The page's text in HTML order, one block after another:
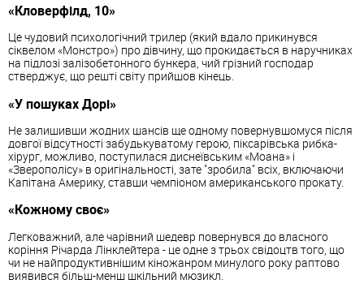
«Кловерфілд, 10»
Це чудовий психологічний трилер (який вдало прикинувся
сіквелом «Монстро») про дівчину, що прокидається в наручниках
на підлозі залізобетонного бункера, чий грізний господар
стверджує, що решті світу прийшов кінець.
«У пошуках Дорі»
Не залишивши жодних шансів ще одному повернувшомуся після
довгої відсутності забудькуватому герою, піксарівська рибка-
хірург, можливо, поступилася диснеївським «Моана» і
«Зверополісу» в оригінальності, зате "зробила" всіх, включаючи
Капітана Америку, ставши чемпіоном американського прокату.
«Кожному своє»
Легковажний, але чарівний шедевр повернувся до власного
коріння Річарда Лінклейтера - це одне з трьох свідоцтв того, що
чи не найпродуктивнішим кіножанром минулого року раптово
виявився більш-менш шкільний мюзикл.